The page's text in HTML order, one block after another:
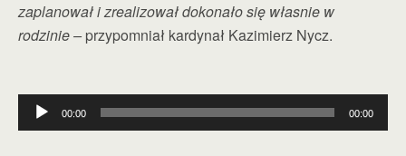
zaplanował i zrealizował dokonało się własnie w
rodzinie –przypomniał kardynał Kazimierz Nycz.
Odtwarzacz
plików
00:00 00:00